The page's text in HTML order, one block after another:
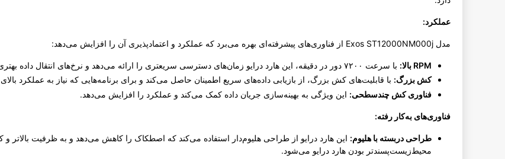
عملکرد:
مدل Exos ST12000NM000j از فناوری‌های پیشرفته‌ای بهره می‌برد که عملکرد و اعتمادپذیری آن را افزایش می‌دهد:
RPM بالا:
با سرعت ۷۲۰۰ دور در دقیقه، این هارد درایو زمان‌های دسترسی سریعتری را ارائه می‌دهد و نرخ‌های انتقال داده بهتری دارد.
کش بزرگ: با قابلیت‌های کش بزرگ، از بازیابی داده‌های سریع اطمینان حاصل می‌کند و برای برنامه‌هایی که نیاز به عملکرد بالای I/O دارند، مناسب است.
فناوری کش چندسطحی: این ویژگی به بهینه‌سازی جریان داده کمک می‌کند و عملکرد را افزایش می‌دهد.
فناوری‌های به‌کار رفته:
طراحی دربسته با هلیوم: این هارد درایو از طراحی هلیوم‌دار استفاده می‌کند که اصطکاک را کاهش می‌دهد و به ظرفیت بالاتر
محیط‌زیست‌پسندتر بودن هارد درایو می‌شود.